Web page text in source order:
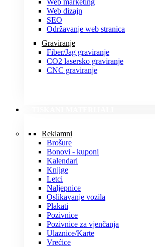
Web marketing
Web dizajn
SEO
Održavanje web stranica
Graviranje
Fiber/Jag graviranje
CO2 lasersko graviranje
CNC graviranje
Reklamni
Brošure
Bonovi - kuponi
Kalendari
Knjige
Letci
Naljepnice
Oslikavanje vozila
Plakati
Pozivnice
Pozivnice za vjenčanja
Ulaznice/Karte
Vrećice